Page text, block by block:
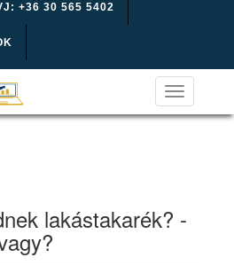
+36 30 565 5402
Toggle
navigation
lakástakarék? -